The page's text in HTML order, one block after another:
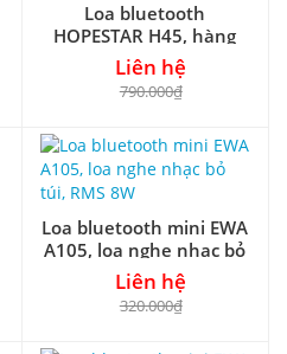
Loa bluetooth
HOPESTAR H45, hàng
cao cấp, công suất 10W
Liên hệ
790.000₫
Loa bluetooth mini EWA
A105, loa nghe nhạc bỏ
túi, RMS 8W
Liên hệ
320.000₫